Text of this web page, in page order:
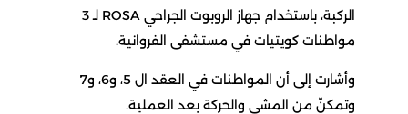
الركبة، باستخدام جهاز الروبوت الجراحي ROSA لـ 3
مواطنات كويتيات في مستشفى الفروانية.
وأشارت إلى أن المواطنات في العقد ال 5، و6، و7
وتمكنّ من المشي والحركة بعد العملية.